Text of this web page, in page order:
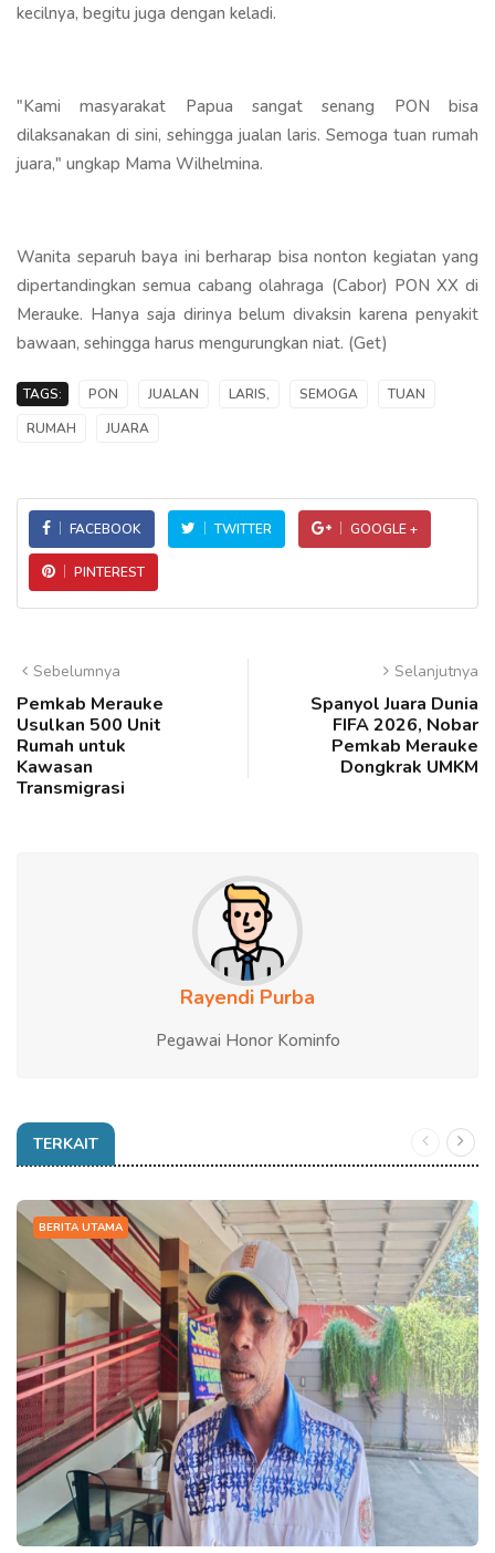
kecilnya, begitu juga dengan keladi.
"Kami masyarakat Papua sangat senang PON bisa
dilaksanakan di sini, sehingga jualan laris. Semoga tuan rumah
juara," ungkap Mama Wilhelmina.
Wanita separuh baya ini berharap bisa nonton kegiatan yang
dipertandingkan semua cabang olahraga (Cabor) PON XX di
Merauke. Hanya saja dirinya belum divaksin karena penyakit
bawaan, sehingga harus mengurungkan niat. (Get)
TAGS: PON JUALAN LARIS, SEMOGA
TUAN
RUMAH
JUARA
FACEBOOK TWITTER GOOGLE +
PINTEREST
Sebelumnya
Pemkab Merauke
Usulkan 500 Unit
Rumah untuk
Kawasan
Transmigrasi
Selanjutnya
Spanyol Juara Dunia
FIFA 2026, Nobar
Pemkab Merauke
Dongkrak UMKM
Rayendi Purba
Pegawai Honor Kominfo
TERKAIT
BERITA UTAMA